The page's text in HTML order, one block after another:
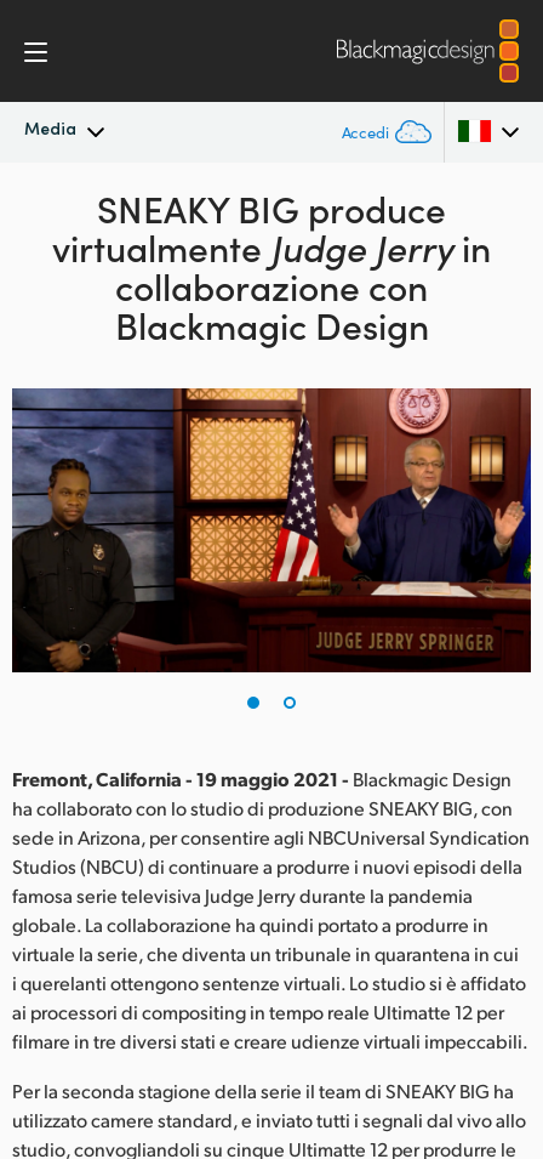
Media Accedi
In primo piano
Archivio
Immagini per i media
Argentina
Australia
Austria
Canada
China
Denmark
Finland
France
Germany
India
Italia
Japan
Korea
Mexico
Malaysia
Netherlands
New Zealand
SNEAKY BIG produce
virtualmente Judge Jerryin
collaborazione con
Blackmagic Design
Fremont, California - 19 maggio 2021 - Blackmagic Design
ha collaborato con lo studio di produzione SNEAKY BIG, con
sede in Arizona, per consentire agli NBCUniversal Syndication
Studios (NBCU) di continuare a produrre i nuovi episodi della
famosa serie televisiva Judge Jerry durante la pandemia
globale. La collaborazione ha quindi portato a produrre in
virtuale la serie, che diventa un tribunale in quarantena in cui
i querelanti ottengono sentenze virtuali. Lo studio si è affidato
ai processori di compositing in tempo reale Ultimatte 12 per
filmare in tre diversi stati e creare udienze virtuali impeccabili.
Per la seconda stagione della serie il team di SNEAKY BIG ha
utilizzato camere standard, e inviato tutti i segnali dal vivo allo
studio, convogliandoli su cinque Ultimatte 12 per produrre le